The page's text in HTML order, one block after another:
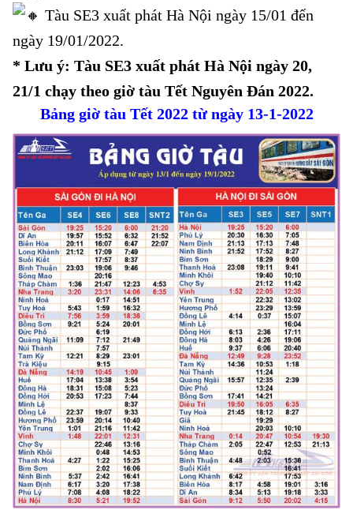
Tàu SE3 xuất phát Hà Nội ngày 15/01 đến
ngày 19/01/2022.
* Lưu ý: Tàu SE3 xuất phát Hà Nội ngày 20,
21/1 chạy theo giờ tàu Tết Nguyên Đán 2022.
Bảng giờ tàu Tết 2022 từ ngày 13-1-2022